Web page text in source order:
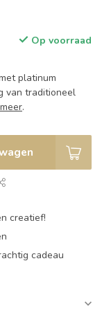
Op voorraad
platinum
van traditioneel
.
creatief!
cadeau